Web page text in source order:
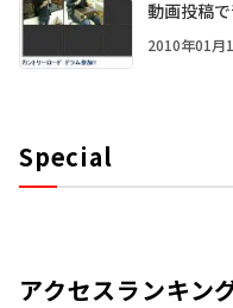
動画投稿
2010年01月
Special
アクセスランキン